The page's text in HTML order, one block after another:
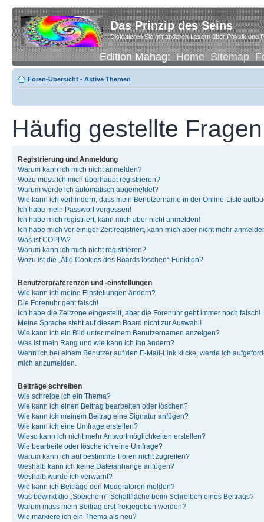
Das Prinzip des Seins
Diskutieren Sie mit anderen Lesern über Physik und
Edition Mahag:Home Sitemap
Foren-Übersicht • Aktive Themen
Häufig gestellte Fragen
Registrierung und Anmeldung
Warum kann ich mich nicht anmelden?
Wozu muss ich mich überhaupt registrieren?
Warum werde ich automatisch abgemeldet?
Wie kann ich verhindern, dass mein Benutzername in der Online-Liste
Ich habe mein Passwort vergessen!
Ich habe mich registriert, kann mich aber nicht anmelden!
Ich habe mich vor einiger Zeit registriert, kann mich aber nicht mehr
Was ist COPPA?
Warum kann ich mich nicht registrieren?
Wozu ist die „Alle Cookies des Boards löschen“-Funktion?
Benutzerpräferenzen und -einstellungen
Wie kann ich meine Einstellungen ändern?
Die Forenuhr geht falsch!
Ich habe die Zeitzone eingestellt, aber die Forenuhr geht immer noch falsch!
Meine Sprache steht auf diesem Board nicht zur Auswahl!
Wie kann ich ein Bild unter meinem Benutzernamen anzeigen?
Was ist mein Rang und wie kann ich ihn ändern?
Wenn ich bei einem Benutzer auf den E-Mail-Link klicke, werde ich
mich anzumelden.
Beiträge schreiben
Wie schreibe ich ein Thema?
Wie kann ich einen Beitrag bearbeiten oder löschen?
Wie kann ich meinem Beitrag eine Signatur anfügen?
Wie kann ich eine Umfrage erstellen?
Wieso kann ich nicht mehr Antwortmöglichkeiten erstellen?
Wie bearbeite oder lösche ich eine Umfrage?
Warum kann ich auf bestimmte Foren nicht zugreifen?
Weshalb kann ich keine Dateianhänge anfügen?
Weshalb wurde ich verwarnt?
Wie kann ich Beiträge den Moderatoren melden?
Was bewirkt die „Speichern“-Schaltfläche beim Schreiben eines Beitrags?
Warum muss mein Beitrag erst freigegeben werden?
Wie markiere ich ein Thema als neu?